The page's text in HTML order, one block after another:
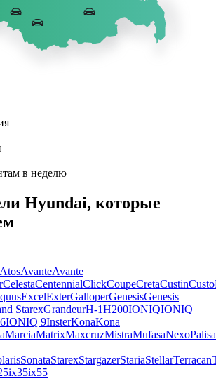
в неделю
Hyundai, которые
AtosAvanteAvante
CelestaCentennialClickCoupeCretaCustinCusto
ExcelExterGalloperGenesisGenesis
StarexGrandeurH-1H200IONIQIONIQ
IONIQ 9InsterKonaKona
MarciaMatrixMaxcruzMistraMufasaNexo
SonataStarexStargazerStariaStellarTerracan
ix35ix55